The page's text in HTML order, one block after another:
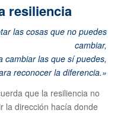
resiliencia
las cosas que no puedes
cambiar,
cambiar las que sí puedes,
reconocer la diferencia.»
que la resiliencia no
la dirección hacía donde